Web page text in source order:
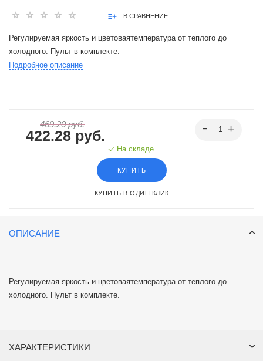
В СРАВНЕНИЕ
Регулируемая яркость и цветоваятемпература от теплого до
холодного. Пульт в комплекте.
Подробное описание
469.20 руб.
422.28 руб.
На складе
КУПИТЬ
КУПИТЬ В ОДИН КЛИК
ОПИСАНИЕ
Регулируемая яркость и цветоваятемпература от теплого до
холодного. Пульт в комплекте.
ХАРАКТЕРИСТИКИ